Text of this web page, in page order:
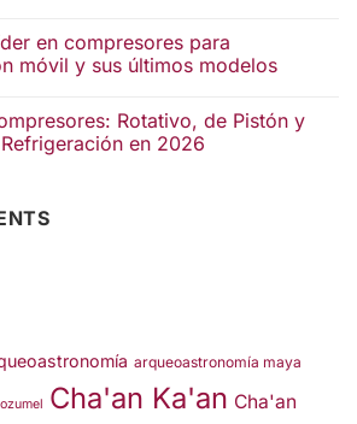
en compresores para
móvil y sus últimos modelos
Rotativo, de Pistón y
en 2026
arqueoastronomía maya
Cha'an Ka'an Cha'an